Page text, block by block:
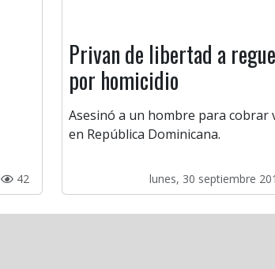
42
Privan de libertad a
por homicidio
Asesinó a un hombre para cobrar
en República Dominicana.
lunes, 30 septiembre